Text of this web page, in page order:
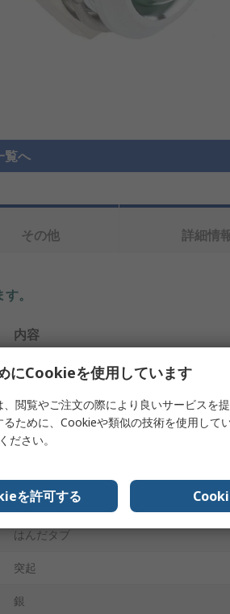
覧へ
その他 詳細情
。
内容
RS PRO
24V dc
パネル取り付けインジケータ
20mA
はんだタブ
突起
銀
にCookieを使用しています
閲覧やご注文の際により良いサービスを
ために、Cookieや類似の技術を使用して
ださい。
を許可する